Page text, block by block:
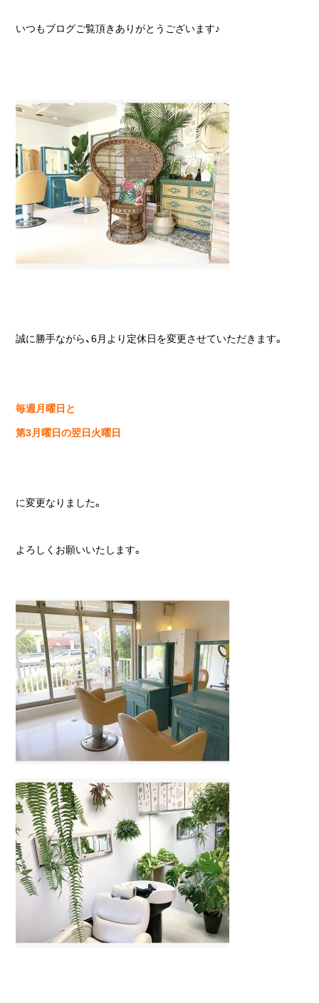
いつもブログご覧頂きありがとうございます♪
誠に勝手ながら、6月より定休日を変更させていただきます。
毎週月曜日と
第3月曜日の翌日火曜日
に変更なりました。
よろしくお願いいたします。